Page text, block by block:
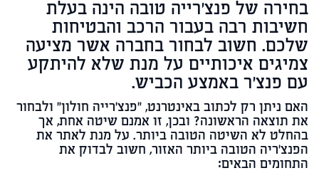
בחירה של פנצ'רייה טובה הינה בעלת
חשיבות רבה בעבור הרכב והבטיחות
שלכם. חשוב לבחור בחברה אשר מציעה
צמיגים איכותיים על מנת שלא להיתקע
עם פנצ'ר באמצע הכביש.
האם ניתן רק לכתוב באינטרנט, "פנצ'רייה חולון" ולבחור
את תוצאה הראשונה? ובכן, זו אמנם שיטה אחת, אך
בהחלט לא השיטה הטובה ביותר. על מנת לאתר את
הפנצ'ריה הטובה ביותר האזור, חשוב לבדוק את
התחומים הבאים: